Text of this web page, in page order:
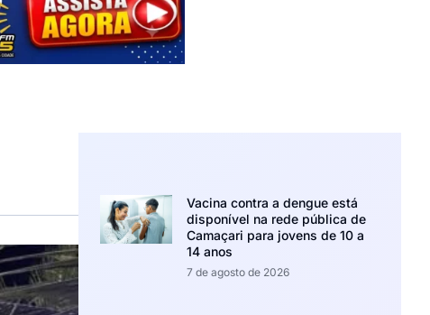
Vacina contra a dengue está
disponível na rede pública de
Camaçari para jovens de 10 a
14 anos
7 de agosto de 2026